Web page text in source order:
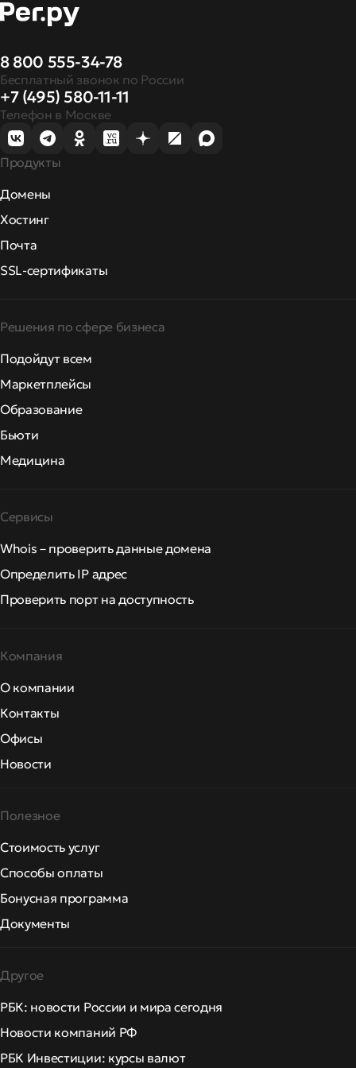
8 800 555-34-78
Бесплатный звонок по России
+7 (495) 580-11-11
Телефон в Москве
Продукты
Домены
Хостинг
Почта
SSL-сертификаты
Решения по сфере бизнеса
Подойдут всем
Маркетплейсы
Образование
Бьюти
Медицина
Сервисы
Whois – проверить данные домена
Определить IP адрес
Проверить порт на доступность
Компания
О компании
Контакты
Офисы
Новости
Полезное
Стоимость услуг
Способы оплаты
Бонусная программа
Документы
Другое
РБК: новости России и мира сегодня
Новости компаний РФ
РБК Инвестиции: курсы валют